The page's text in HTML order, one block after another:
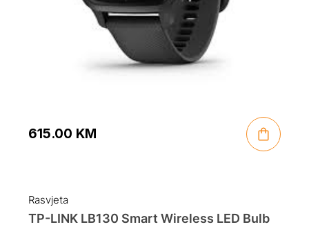
615.00 KM
Rasvjeta
TP-LINK LB130 Smart Wireless LED Bulb